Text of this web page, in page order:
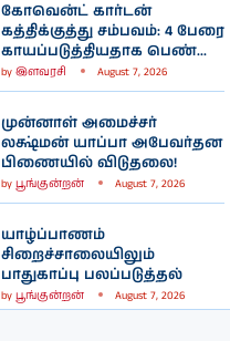
கோவென்ட் கார்டன்
கத்திக்குத்து சம்பவம்: 4 பேரை
காயப்படுத்தியதாக பெண்...
by இளவரசி August 7, 2026
முன்னாள் அமைச்சர்
லக்ஷ்மன் யாப்பா அபேவர்தன
பிணையில் விடுதலை!
by பூங்குன்றன் August 7, 2026
யாழ்ப்பாணம்
சிறைச்சாலையிலும்
பாதுகாப்பு பலப்படுத்தல்
by பூங்குன்றன் August 7, 2026